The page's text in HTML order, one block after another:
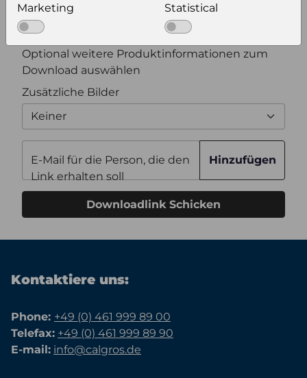
Zusätzliche Produktinformationen
Optional weitere Produktinformationen zum
Download auswählen
Zusätzliche Bilder
Keiner
E-Mail für die Person, die den
Link erhalten soll
Hinzufügen
Downloadlink Schicken
Kontaktiere uns:
Phone: +49 (0) 461 999 89 00
Telefax: +49 (0) 461 999 89 90
E-mail: info@calgros.de
Marketing Statistical